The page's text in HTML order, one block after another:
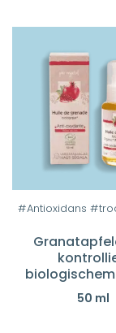
der
#Antioxidans
50 ml